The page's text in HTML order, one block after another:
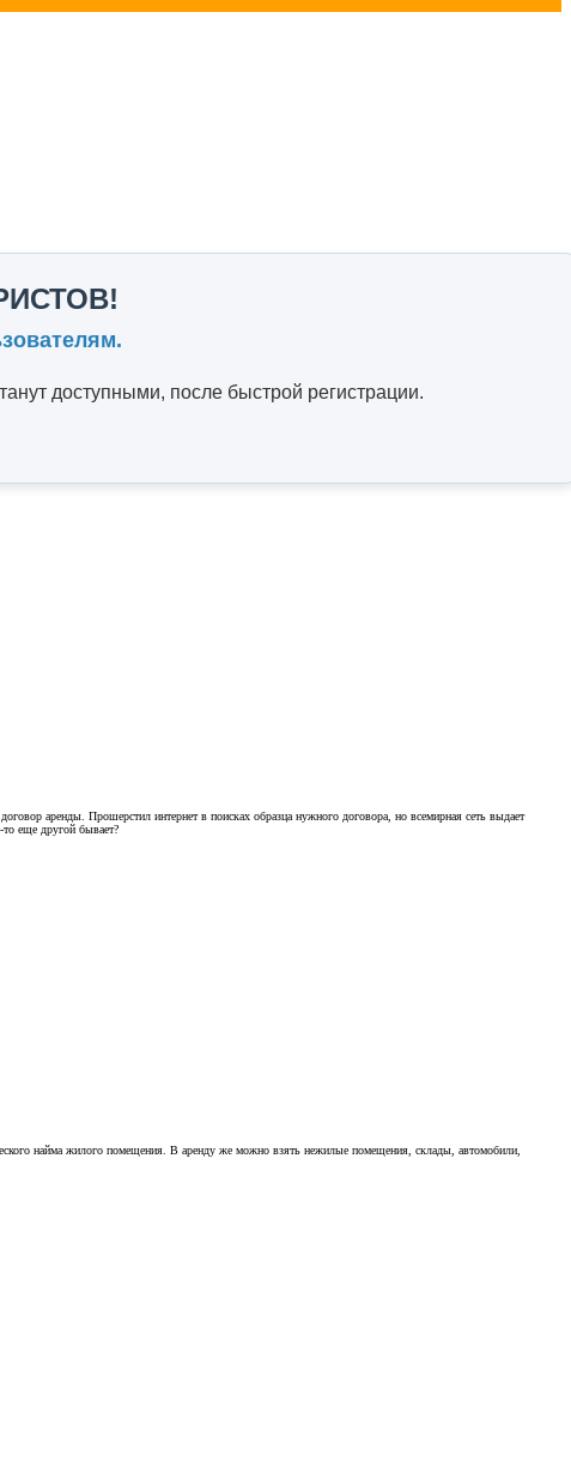
доступными, после быстрой регистрации.
аренды. Прошерстил интернет в поисках образца нужного договора, но всемирная сеть выдает
еще другой бывает?
найма жилого помещения. В аренду же можно взять нежилые помещения, склады, автомобили,